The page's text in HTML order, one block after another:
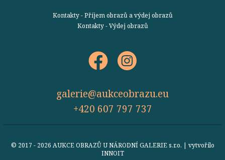
Kontakty - Příjem obrazů a výdej obrazů
Kontakty - Výdej obrazů
galerie@aukceobrazu.eu
+420 607 797 737
© 2017 - 2026 AUKCE OBRAZŮ U NÁRODNÍ GALERIE s.r.o. | vytvořilo
INNOIT